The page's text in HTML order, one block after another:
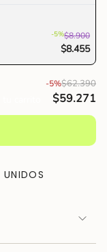
-5%$8.900
$8.455
-5%$62.390
$59.271